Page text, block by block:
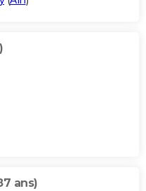
ans)